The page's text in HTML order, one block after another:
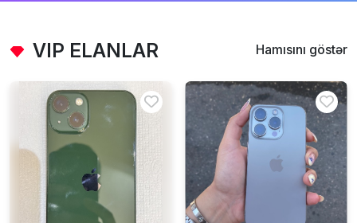
VIP ELANLAR Hamısını göstər